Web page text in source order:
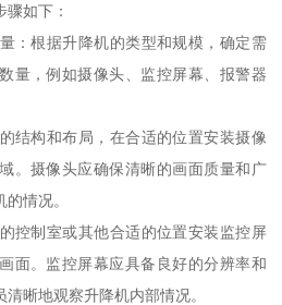
如下：
：根据升降机的类型和规模，确定需
量，例如摄像头、监控屏幕、报警器
结构和布局，在合适的位置安装摄像
。摄像头应确保清晰的画面质量和广
情况。
控制室或其他合适的位置安装监控屏
面。监控屏幕应具备良好的分辨率和
晰地观察升降机内部情况。